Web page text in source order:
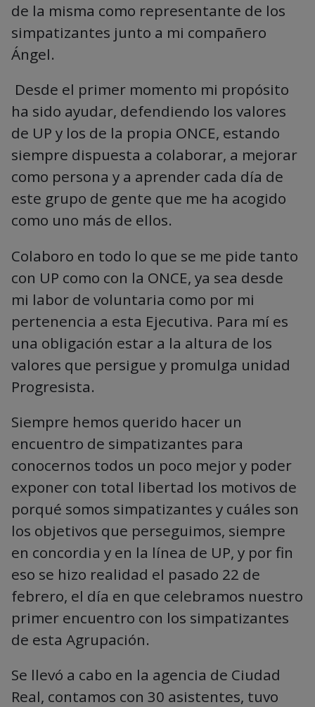
de la misma como representante de los
simpatizantes junto a mi compañero
Ángel.
Desde el primer momento mi propósito
ha sido ayudar, defendiendo los valores
de UP y los de la propia ONCE, estando
siempre dispuesta a colaborar, a mejorar
como persona y a aprender cada día de
este grupo de gente que me ha acogido
como uno más de ellos.
Colaboro en todo lo que se me pide tanto
con UP como con la ONCE, ya sea desde
mi labor de voluntaria como por mi
pertenencia a esta Ejecutiva. Para mí es
una obligación estar a la altura de los
valores que persigue y promulga unidad
Progresista.
Siempre hemos querido hacer un
encuentro de simpatizantes para
conocernos todos un poco mejor y poder
exponer con total libertad los motivos de
porqué somos simpatizantes y cuáles son
los objetivos que perseguimos, siempre
en concordia y en la línea de UP, y por fin
eso se hizo realidad el pasado 22 de
febrero, el día en que celebramos nuestro
primer encuentro con los simpatizantes
de esta Agrupación.
Se llevó a cabo en la agencia de Ciudad
Real, contamos con 30 asistentes, tuvo